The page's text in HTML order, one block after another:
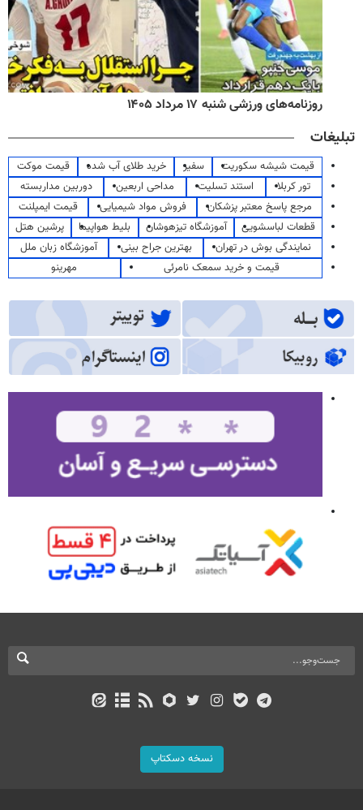
روزنامه‌های ورزشی شنبه ۱۷ مرداد ۱۴۰۵
تبلیغات
قیمت شیشه سکوریت سفیر خرید طلای آب شده
قیمت موکت
تور کربلا
استند تسلیت مداحی اربعین
دوربین مداربسته
مرجع پاسخ معتبر پزشکان
فروش مواد شیمیایی
قیمت ایمپلنت
قطعات لباسشویی
آموزشگاه تیزهوشان بلیط هواپیما
پرشین هتل
نمایندگی بوش در تهران
بهترین جراح بینی
آموزشگاه زبان ملل
قیمت و خرید سمعک نامرئی
مهرینو
نسخه دسکتاپ